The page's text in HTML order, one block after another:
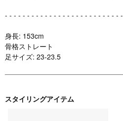
- - - - - - - - - - - - - - - - - - - - - - - - - - -
身長: 153cm
骨格ストレート
足サイズ: 23-23.5
スタイリングアイテム